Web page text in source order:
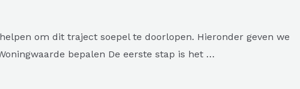
om dit traject soepel te doorlopen. Hieronder geven we
bepalen De eerste stap is het …